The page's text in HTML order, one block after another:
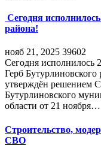
Сегодня
района!
нояб 21, 2025 39602
Сегодня исполнилось
Герб
утверждён решением
Бутурлиновского
области от 21 ноября…
Строительство,
СВО